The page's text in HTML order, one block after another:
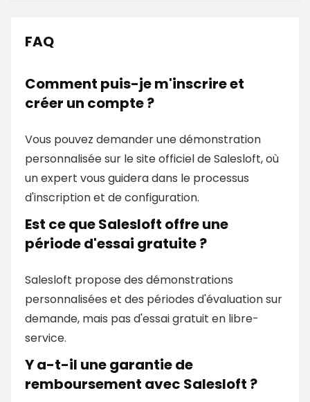
FAQ
Comment puis-je m'inscrire et
créer un compte ?
Vous pouvez demander une démonstration
personnalisée sur le site officiel de Salesloft, où
un expert vous guidera dans le processus
d'inscription et de configuration.
Est ce que Salesloft offre une
période d'essai gratuite ?
Salesloft propose des démonstrations
personnalisées et des périodes d'évaluation sur
demande, mais pas d'essai gratuit en libre-
service.
Y a-t-il une garantie de
remboursement avec Salesloft ?